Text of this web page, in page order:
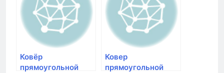
Ковёр
прямоугольной
Ковер
прямоугольной